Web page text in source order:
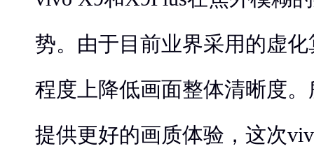
势。由于目前业界采用的虚
程度上降低画面整体清晰度
提供更好的画质体验，这次